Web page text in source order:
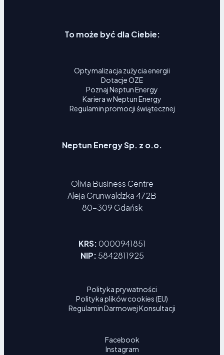
To może być dla Ciebie:
Optymalizacja zużycia energii
Dotacje OZE
Poznaj Neptun Energy
Kariera w Neptun Energy
Regulamin promocji świątecznej
Neptun Energy Sp. z o.o.
Olivia Business Centre
Aleja Grunwaldzka 472B
80-309 Gdańsk
KRS: 0000941851
NIP: 5842811925
Polityka prywatności
Polityka plików cookies (EU)
Regulamin Darmowej Konsultacji
Facebook
Instagram